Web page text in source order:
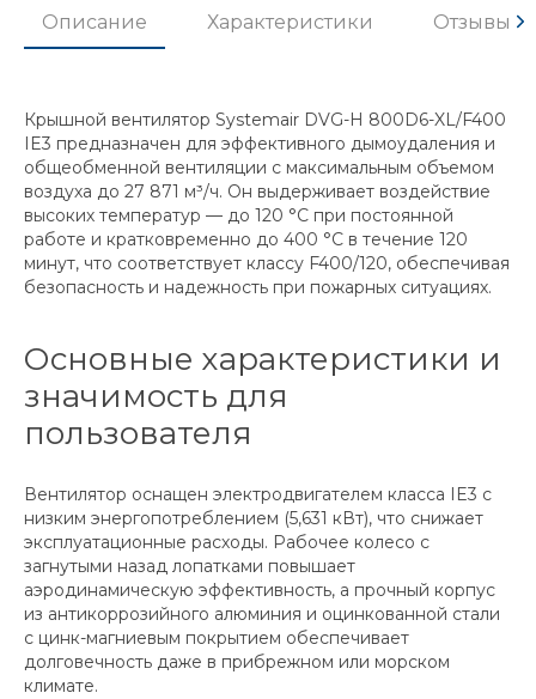
Описание Характеристики Отзывы
Крышной вентилятор Systemair DVG-H 800D6-XL/F400
IE3 предназначен для эффективного дымоудаления и
общеобменной вентиляции с максимальным объемом
воздуха до 27 871 м³/ч. Он выдерживает воздействие
высоких температур — до 120 °C при постоянной
работе и кратковременно до 400 °C в течение 120
минут, что соответствует классу F400/120, обеспечивая
безопасность и надежность при пожарных ситуациях.
Основные характеристики и
значимость для
пользователя
Вентилятор оснащен электродвигателем класса IE3 с
низким энергопотреблением (5,631 кВт), что снижает
эксплуатационные расходы. Рабочее колесо с
загнутыми назад лопатками повышает
аэродинамическую эффективность, а прочный корпус
из антикоррозийного алюминия и оцинкованной стали
с цинк-магниевым покрытием обеспечивает
долговечность даже в прибрежном или морском
климате.